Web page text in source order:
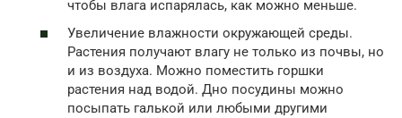
чтобы влага испарялась, как можно меньше.
Увеличение влажности окружающей среды.
Растения получают влагу не только из почвы, но
и из воздуха. Можно поместить горшки
растения над водой. Дно посудины можно
посыпать галькой или любыми другими